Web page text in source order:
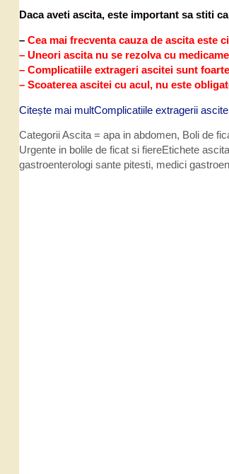
Daca aveti ascita, este important sa stiti
– Cea mai frecventa cauza de ascita este
– Uneori ascita nu se rezolva cu
– Complicatiile extrageri ascitei sunt
– Scoaterea ascitei cu acul, nu este
Citește mai multComplicatiile extragerii
CategoriiAscita = apa in abdomen, Boli de
Urgente in bolile de ficat si fiereEtichete ascita
gastroenterologi sante pitesti, medici